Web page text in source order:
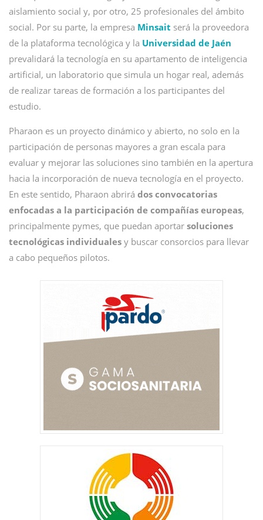
aislamiento social y, por otro, 25 profesionales del ámbito
social. Por su parte, la empresa Minsait será la proveedora
de la plataforma tecnológica y la Universidad de Jaén
prevalidará la tecnología en su apartamento de inteligencia
artificial, un laboratorio que simula un hogar real, además
de realizar tareas de formación a los participantes del
estudio.
Pharaon es un proyecto dinámico y abierto, no solo en la
participación de personas mayores a gran escala para
evaluar y mejorar las soluciones sino también en la apertura
hacia la incorporación de nueva tecnología en el proyecto.
En este sentido, Pharaon abrirá dos convocatorias
enfocadas a la participación de compañías europeas,
principalmente pymes, que puedan aportar soluciones
tecnológicas individuales y buscar consorcios para llevar
a cabo pequeños pilotos.